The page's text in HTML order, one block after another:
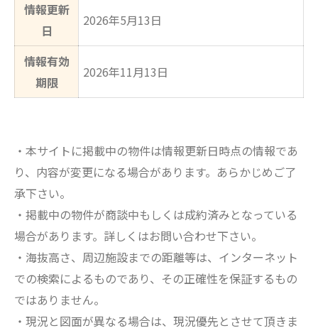
情報更新
日
2026年5月13日
情報有効
期限
2026年11月13日
・本サイトに掲載中の物件は情報更新日時点の情報であ
り、内容が変更になる場合があります。あらかじめご了
承下さい。
・掲載中の物件が商談中もしくは成約済みとなっている
場合があります。詳しくはお問い合わせ下さい。
・海抜高さ、周辺施設までの距離等は、インターネット
での検索によるものであり、その正確性を保証するもの
ではありません。
・現況と図面が異なる場合は、現況優先とさせて頂きま